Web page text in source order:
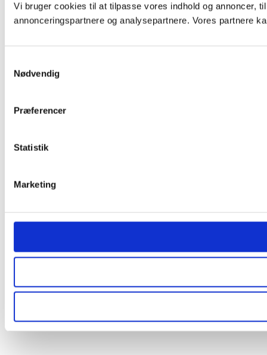
Vi bruger cookies til at tilpasse vores indhold og annoncer,
annonceringspartnere og analysepartnere. Vores partnere
Nødvendig
Præferencer
Statistik
Marketing